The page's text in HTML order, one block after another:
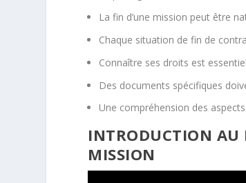
La fin d’une mission peut être
Chaque situation de fin de
Connaître ses droits est
Des documents spécifiques
Une compréhension des
INTRODUCTION AU
MISSION